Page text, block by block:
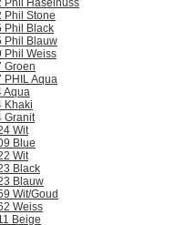
Phil Stone
Phil Black
Phil Blauw
Phil Weiss
Groen
PHIL Aqua
Aqua
Khaki
Granit
Wit
Blue
Wit
Black
Blauw
Wit/Goud
Weiss
Beige